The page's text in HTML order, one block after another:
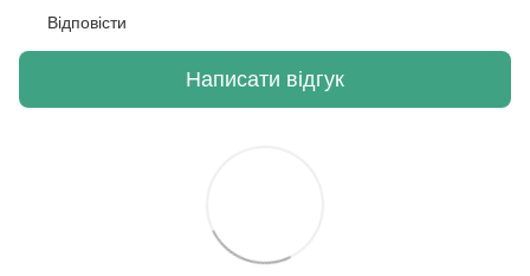
Відповісти
Написати відгук